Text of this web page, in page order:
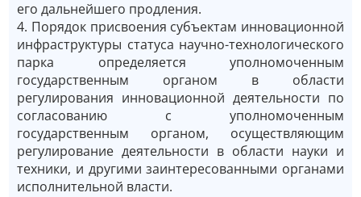
его дальнейшего продления.
4. Порядок присвоения субъектам инновационной
инфраструктуры статуса научно-технологического
парка определяется уполномоченным
государственным органом в области
регулирования инновационной деятельности по
согласованию с уполномоченным
государственным органом, осуществляющим
регулирование деятельности в области науки и
техники, и другими заинтересованными органами
исполнительной власти.